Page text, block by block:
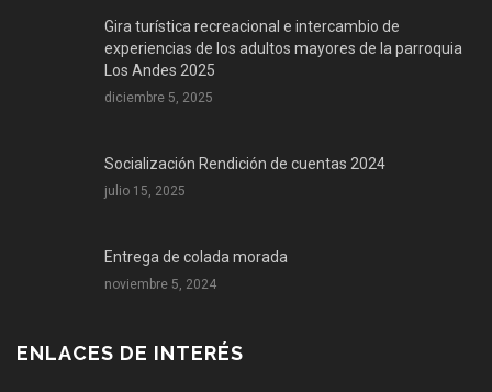
Gira turística recreacional e intercambio de
experiencias de los adultos mayores de la parroquia
Los Andes 2025
diciembre 5, 2025
Socialización Rendición de cuentas 2024
julio 15, 2025
Entrega de colada morada
noviembre 5, 2024
ENLACES DE INTERÉS